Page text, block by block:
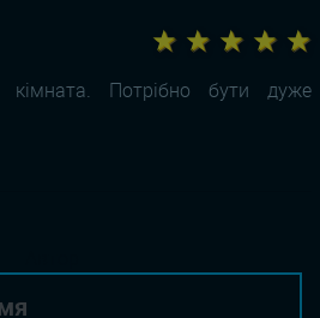
★ ★ ★ ★ ★
Потрібно бути дуже